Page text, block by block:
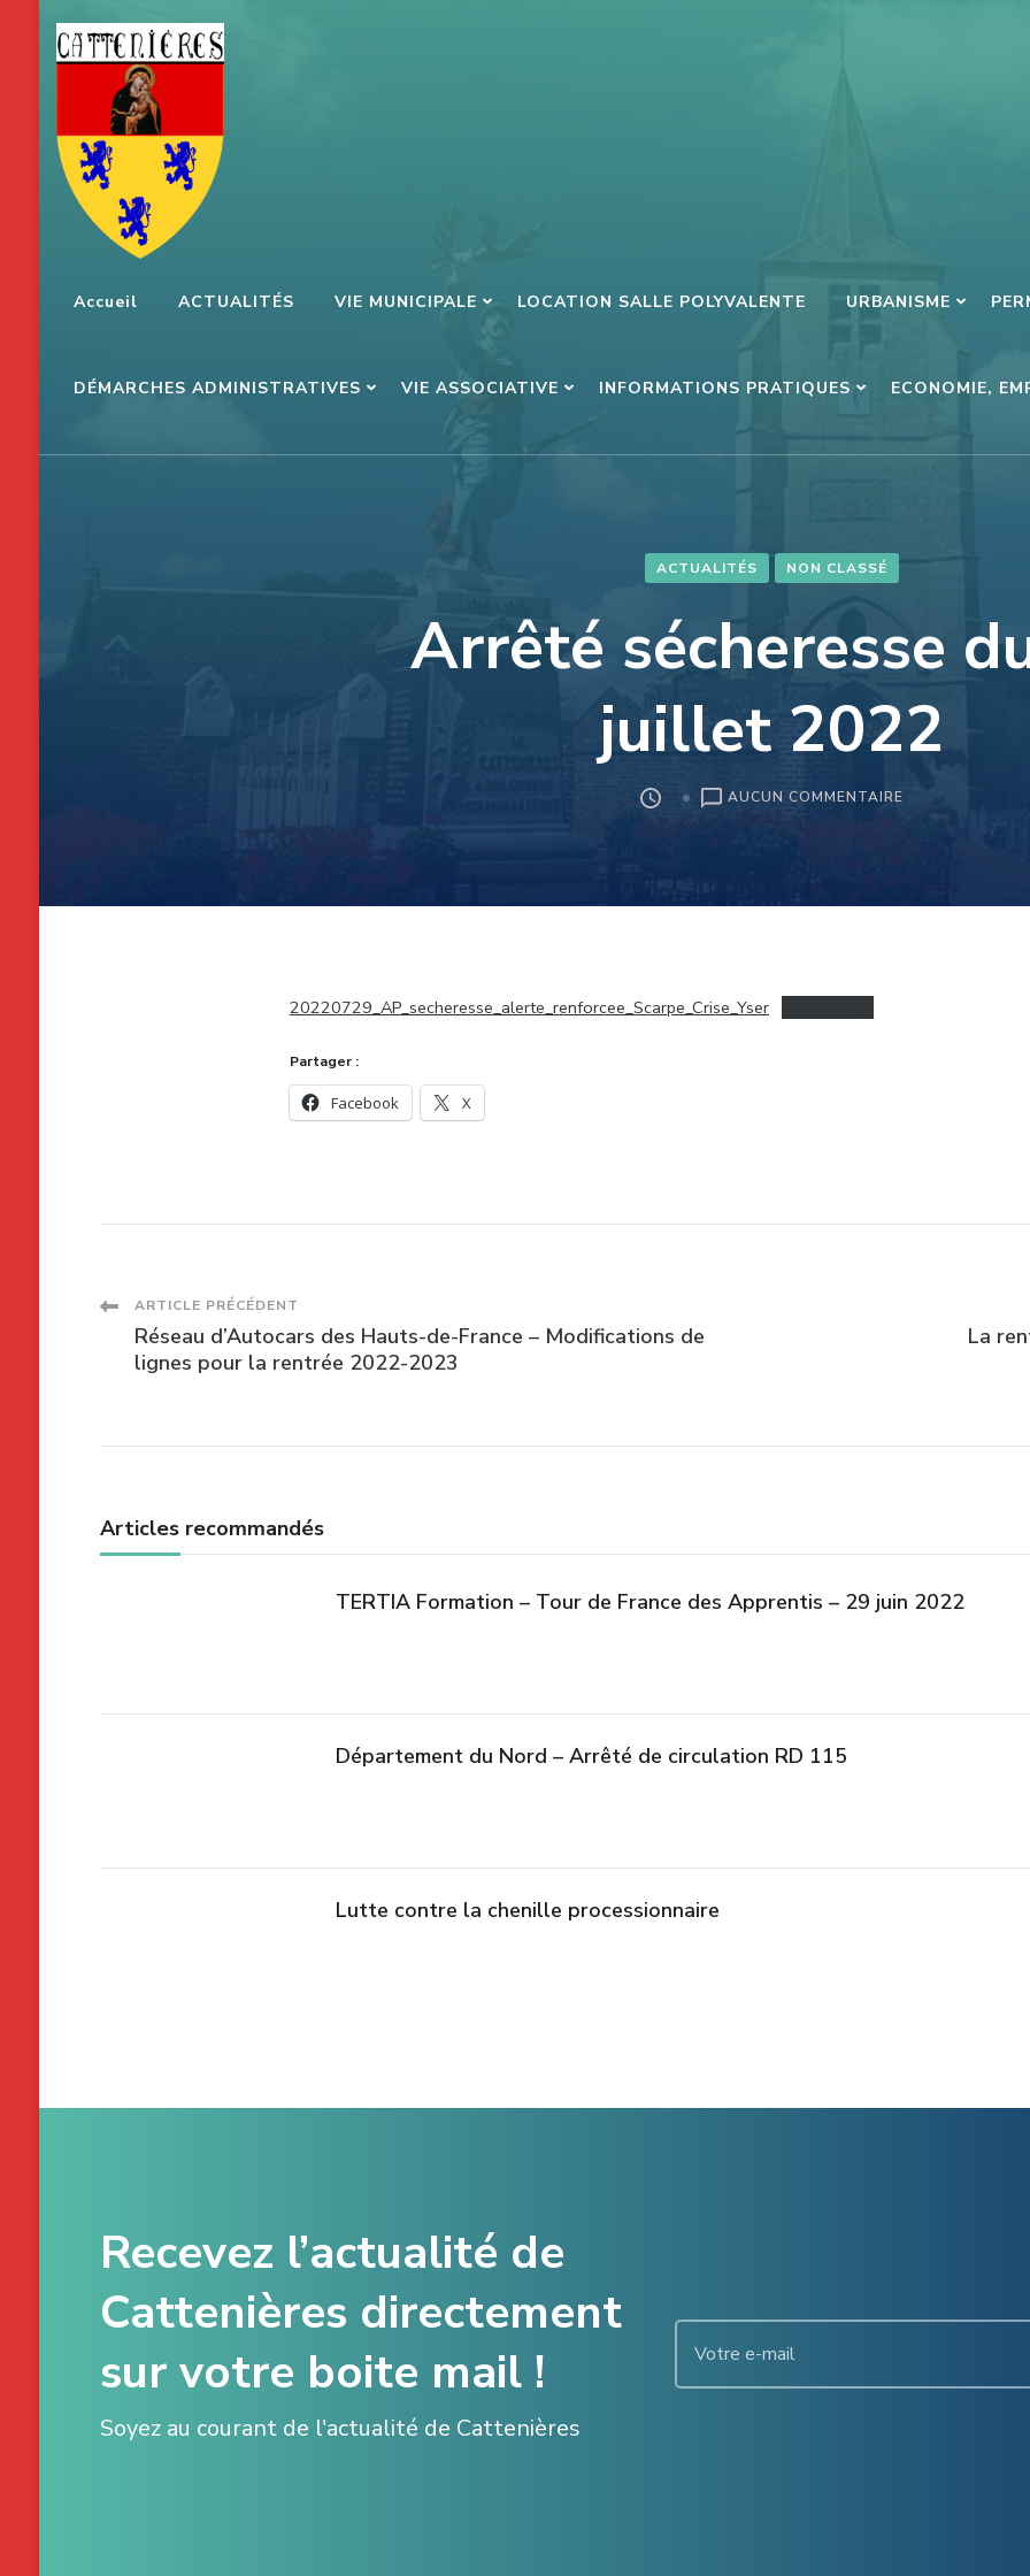
Aller
au
contenu
(Pressez
Entrée)
Accueil ACTUALITÉS VIE MUNICIPALE LOCATION SALLE POLYVALENTE URBANISME
DÉMARCHES ADMINISTRATIVES VIE ASSOCIATIVE INFORMATIONS PRATIQUES ECONOMIE,
ACTUALITÉS NON CLASSÉ
Arrêté sécheresse
juillet 2022
AUCUN COMMENTAIRE
20220729_AP_secheresse_alerte_renforcee_Scarpe_Crise_Yser
Partager :
Facebook X
Navigation
des
articles
ARTICLE PRÉCÉDENT
Réseau d’Autocars des Hauts-de-France – Modifications de
lignes pour la rentrée 2022-2023
La
Articles recommandés
TERTIA Formation – Tour de France des Apprentis – 29 juin 2022
Département du Nord – Arrêté de circulation RD 115
Lutte contre la chenille processionnaire
Recevez l’actualité de
Cattenières directement
sur votre boite mail !
Soyez au courant de l'actualité de Cattenières